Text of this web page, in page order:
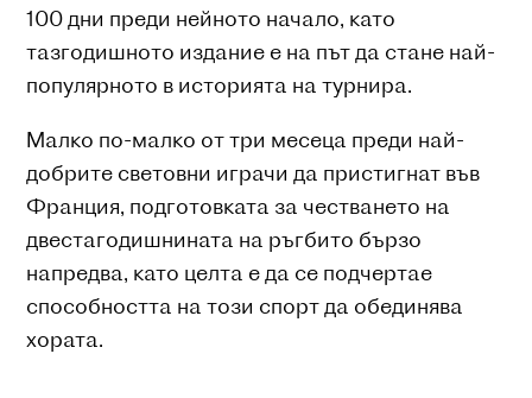
100 дни преди нейното начало, като
тазгодишното издание е на път да стане най-
популярното в историята на турнира.
Малко по-малко от три месеца преди най-
добрите световни играчи да пристигнат във
Франция, подготовката за честването на
двестагодишнината на ръгбито бързо
напредва, като целта е да се подчертае
способността на този спорт да обединява
хората.